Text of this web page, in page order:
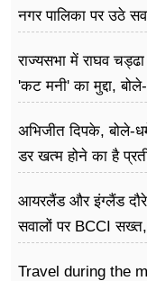
नगर पालिका पर उठे
राज्यसभा में राघव
'कट मनी' का मुद्दा,
अभिजीत दिपके, बोले-
डर खत्म होने का है
आयरलैंड और इंग्लैंड
सवालों पर BCCI
Travel during the